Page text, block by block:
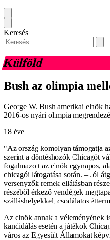
Keresés
Külföld
Bush az olimpia
George W. Bush amerikai elnök
2016-os nyári olimpia
18 éve
"Az ország komolyan támogatja
szerint a döntéshozók Chicagót
fogalmazott az elnök egynapos,
chicagói látogatása során. – Jól
versenyzők remek ellátásban
részéből érkező vendégek
szálláshelyekkel, csodálatos
Az elnök annak a véleményének
kandidálás esetén a játékok
város az Egyesült Államokat